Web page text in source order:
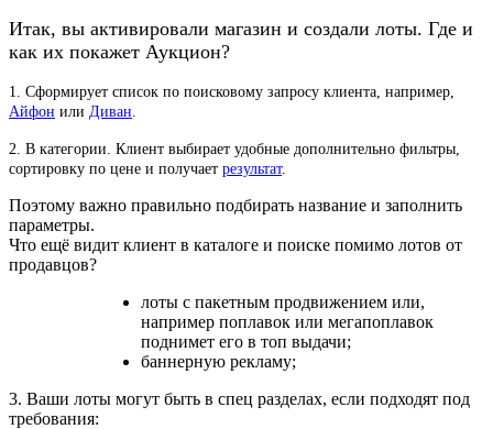
Итак, вы активировали магазин и создали лоты. Где и
как их покажет Аукцион?
1. Сформирует список по поисковому запросу клиента, например,
Айфон или Диван
2. В категории. Клиент выбирает удобные дополнительно фильтры,
сортировку по цене и получает результат.
Поэтому важно правильно подбирать название и заполнить
параметры.
Что ещё видит клиент в каталоге и поиске помимо лотов от
продавцов?
лоты с пакетным продвижением или,
например поплавок или мегапоплавок
поднимет его в топ выдачи;
баннерную рекламу;
3. Ваши лоты могут быть в спец разделах, если подходят под
требования: